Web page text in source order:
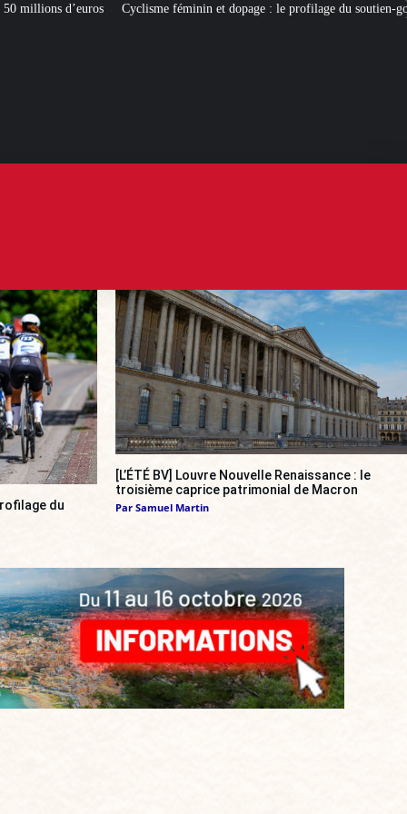
féminin et dopage : le profilage du soutien-gorge en question [L’ÉTÉ
du
[L’ÉTÉ BV] Louvre Nouvelle Renaissance : le
troisième caprice patrimonial de Macron
Par Samuel Martin